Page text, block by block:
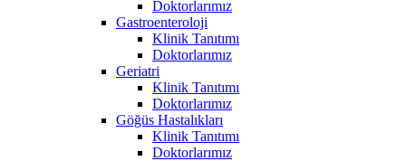
Doktorlarımız
Gastroenteroloji
Klinik Tanıtımı
Doktorlarımız
Geriatri
Klinik Tanıtımı
Doktorlarımız
Göğüs Hastalıkları
Klinik Tanıtımı
Doktorlarımız